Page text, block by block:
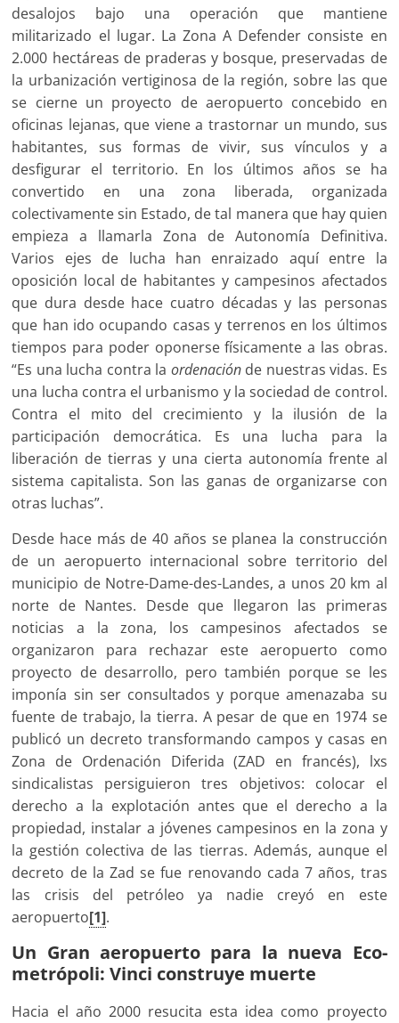
desalojos bajo una operación que mantiene
militarizado el lugar. La Zona A Defender consiste en
2.000 hectáreas de praderas y bosque, preservadas de
la urbanización vertiginosa de la región, sobre las que
se cierne un proyecto de aeropuerto concebido en
oficinas lejanas, que viene a trastornar un mundo, sus
habitantes, sus formas de vivir, sus vínculos y a
desfigurar el territorio. En los últimos años se ha
convertido en una zona liberada, organizada
colectivamente sin Estado, de tal manera que hay quien
empieza a llamarla Zona de Autonomía Definitiva.
Varios ejes de lucha han enraizado aquí entre la
oposición local de habitantes y campesinos afectados
que dura desde hace cuatro décadas y las personas
que han ido ocupando casas y terrenos en los últimos
tiempos para poder oponerse físicamente a las obras.
“Es una lucha contra la ordenaciónde nuestras vidas. Es
una lucha contra el urbanismo y la sociedad de control.
Contra el mito del crecimiento y la ilusión de la
participación democrática. Es una lucha para la
liberación de tierras y una cierta autonomía frente al
sistema capitalista. Son las ganas de organizarse con
otras luchas”.
Desde hace más de 40 años se planea la construcción
de un aeropuerto internacional sobre territorio del
municipio de Notre-Dame-des-Landes, a unos 20 km al
norte de Nantes. Desde que llegaron las primeras
noticias a la zona, los campesinos afectados se
organizaron para rechazar este aeropuerto como
proyecto de desarrollo, pero también porque se les
imponía sin ser consultados y porque amenazaba su
fuente de trabajo, la tierra. A pesar de que en 1974 se
publicó un decreto transformando campos y casas en
Zona de Ordenación Diferida (ZAD en francés), lxs
sindicalistas persiguieron tres objetivos: colocar el
derecho a la explotación antes que el derecho a la
propiedad, instalar a jóvenes campesinos en la zona y
la gestión colectiva de las tierras. Además, aunque el
decreto de la Zad se fue renovando cada 7 años, tras
las crisis del petróleo ya nadie creyó en este
aeropuerto[1].
Un Gran aeropuerto para la nueva Eco-
metrópoli: Vinci construye muerte
Hacia el año 2000 resucita esta idea como proyecto